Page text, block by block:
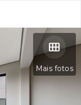
Mais fotos